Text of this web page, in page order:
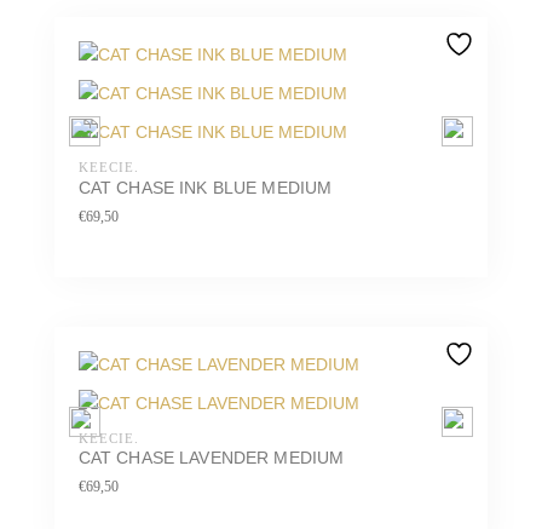
KEECIE.
CAT CHASE INK BLUE MEDIUM
€69,50
KEECIE.
CAT CHASE LAVENDER MEDIUM
€69,50